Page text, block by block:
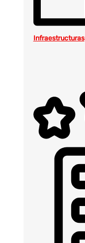
Infraestructuras